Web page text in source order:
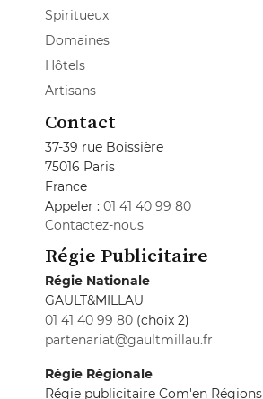
Spiritueux
Domaines
Hôtels
Artisans
Contact
37-39 rue Boissière
75016 Paris
France
Appeler : 01 41 40 99 80
Contactez-nous
Régie Publicitaire
Régie Nationale
GAULT&MILLAU
01 41 40 99 80 (choix 2)
partenariat@gaultmillau.fr
Régie Régionale
Régie publicitaire Com'en Régions